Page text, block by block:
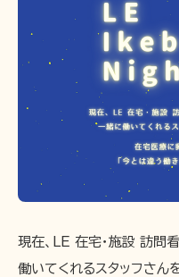
現在、LE 在宅・施設 訪問
働いてくれるスタッフさん